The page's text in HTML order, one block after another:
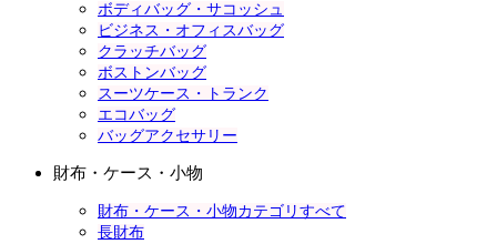
ボディバッグ・サコッシュ
ビジネス・オフィスバッグ
クラッチバッグ
ボストンバッグ
スーツケース・トランク
エコバッグ
バッグアクセサリー
財布・ケース・小物
財布・ケース・小物カテゴリすべて
長財布